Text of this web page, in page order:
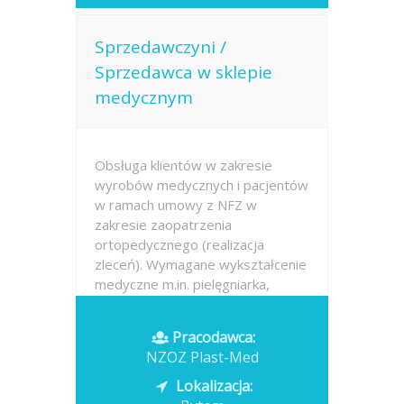
Sprzedawczyni /
Sprzedawca w sklepie
medycznym
Obsługa klientów w zakresie
wyrobów medycznych i pacjentów
w ramach umowy z NFZ w
zakresie zaopatrzenia
ortopedycznego (realizacja
zleceń). Wymagane wykształcenie
medyczne m.in. pielęgniarka,
Opublikowano: 2026-07-17
Pracodawca:
NZOZ Plast-Med
Lokalizacja: